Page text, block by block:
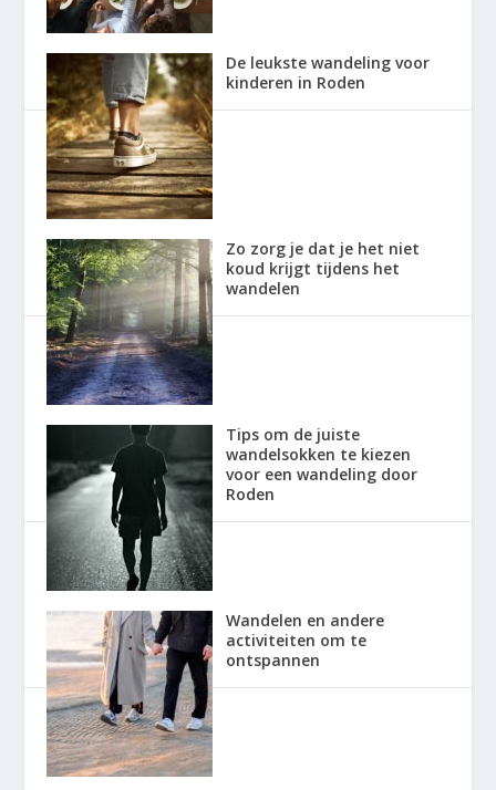
De leukste wandeling voor
kinderen in Roden
Zo zorg je dat je het niet
koud krijgt tijdens het
wandelen
Tips om de juiste
wandelsokken te kiezen
voor een wandeling door
Roden
Wandelen en andere
activiteiten om te
ontspannen